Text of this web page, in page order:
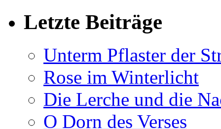
Letzte Beiträge
Unterm Pflaster der
Rose im Winterlicht
Die Lerche und die
O Dorn des Verses